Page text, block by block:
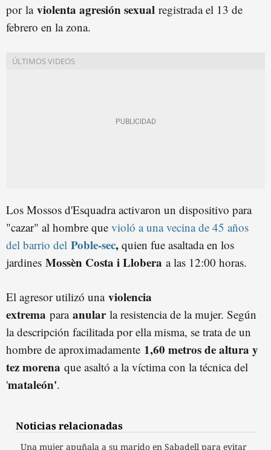
porla violenta agresión sexual registrada el 13 de
febrero en la zona.
Los Mossos d'Esquadra activaron un dispositivo para
"cazar" al hombre que violó a una vecina de 45 años
del barrio del Poble-sec, quien fue asaltada en los
jardines Mossèn Costa i Llobera a las 12:00 horas.
El agresor utilizó una violencia
extrema para anular la resistencia de la mujer. Según
la descripción facilitada por ella misma, se trata de un
hombre de aproximadamente 1,60 metros de altura y
tez morena que asaltó a la víctima con la técnica del
'mataleón'.
Noticias relacionadas
Una mujer apuñala a su marido en Sabadell para evitar